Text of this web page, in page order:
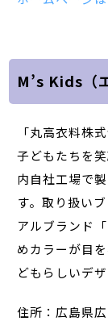
M’s Kids（
「丸高衣料株
子どもたちを
内自社工場で
す。取り扱い
アルブランド
めカラーが目
どもらしいデ
住所：広島県